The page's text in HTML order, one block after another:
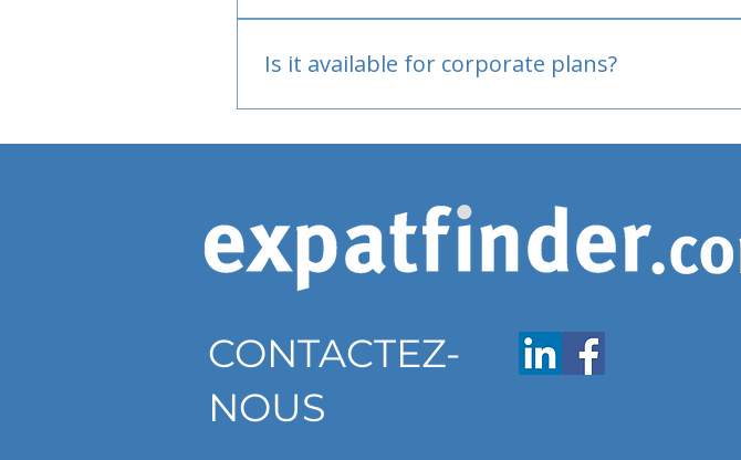
Is it available for corporate plans?
CONTACTEZ-
NOUS